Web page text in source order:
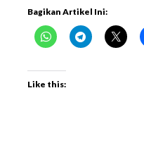
Bagikan Artikel Ini:
Like this: